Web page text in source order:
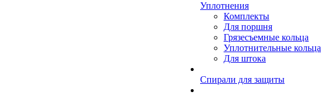
Уплотнения
Комплекты
Для поршня
Грязесъемные кольца
Уплотнительные кольца
Для штока
Спирали для защиты